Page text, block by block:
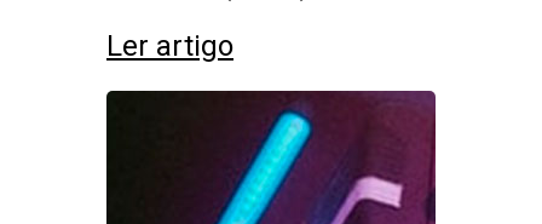
Ler artigo